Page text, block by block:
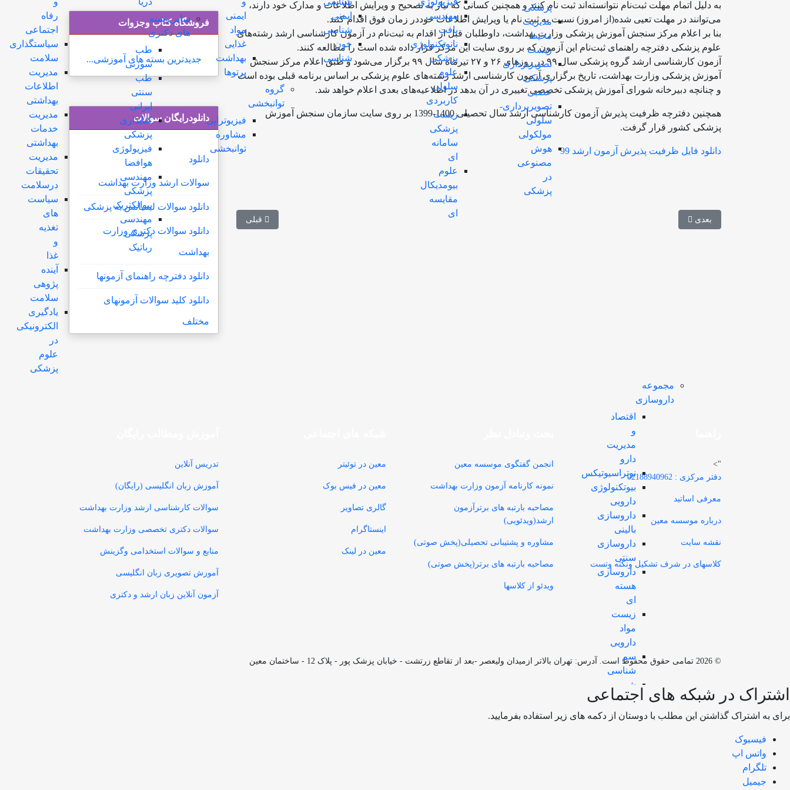
پزشکی
مدیریت
محیط
زیست
تصویربرداری
پزشکی-
عصبی
تصویربرداری-
سلولی
مولکولی
هوش
مصنوعی
در
پزشکی
مهندسی
بافت
نانوتکنولوژی
پزشکی
علوم
سلولی
کاربردی
زیست
پزشکی
سامانه
ای
علوم
بیومدیکال
مقایسه
ای
ایمنی
شناسی
خون
شناسی
ایمنی
مواد
غذایی
بهداشت
پرتوها
گروه
توانبخشی
فیزیوتراپی
مشاوره
توانبخشی
سایر رشته
های دکتری
طب
سوزنی
طب
سنتی
ایرانی
کتابداری
پزشکی
فیزیولوژی
هوافضا
مهندسی
پزشکی
بیوالکتریک
مهندسی
پزشکی
رباتیک
رفاه
اجتماعی
سیاستگذاری
سلامت
مدیریت
اطلاعات
بهداشتی
مدیریت
خدمات
بهداشتی
مدیریت
تحقیقات
درسلامت
سیاست
های
تغذیه
و
غذا
آینده
پژوهی
سلامت
یادگیری
الکترونیکی
در
علوم
پزشکی
مجموعه
داروسازی
اقتصاد
و
مديريت
دارو
نوتراسیوتیکس
بيوتكنولوژی
دارویی
داروسازی
بالينی
داروسازی
سنتی
داروسازی
هسته
ای
زیست
مواد
دارویی
سم
شناسی
شيمی
داروئی
فارماسيوتيكس
به دلیل اتمام مهلت ثبت‌نام نتوانسته‌اند ثبت نام کنند و همچنین کسانی که نیاز به تصحیح و ویرایش اطلاعات و مدارک خود دارند،
می‌توانند در مهلت تعیی شده(از امروز) نسبت به ثبت نام یا ویرایش اطلاعات خوددر زمان فوق اقدام کنند.
بنا بر اعلام مرکز سنجش آموزش پزشکی وزارت بهداشت، داوطلبان قبل از اقدام به ثبت‌نام در آزمون کارشناسی ارشد رشته‌های
علوم پزشکی دفترچه راهنمای ثبت‌نام این آزمون که بر روی سایت این مرکز قرار داده شده است را مطالعه کنند.
آزمون کارشناسی ارشد گروه پزشکی سال ۹۹ در روزهای ۲۶ و ۲۷ تیرماه سال ۹۹ برگزار می‌شود و طبق اعلام مرکز سنجش
آموزش پزشکی وزارت بهداشت، تاریخ برگزاری آزمون کارشناسی ارشد رشته‌های علوم پزشکی بر اساس برنامه قبلی بوده است
و چنانچه دبیرخانه شورای آموزش پزشکی تخصصی تغییری در آن بدهد در اطلاعیه‌های بعدی اعلام خواهد شد.
همچنین دفترچه ظرفیت پذیرش آزمون کارشناسی ارشد سال تحصیلی 1400-1399 بر روی سایت سازمان سنجش آموزش
پزشکی کشور قرار گرفت.
دانلود فایل ظرفیت پذیرش آزمون ارشد 99
مطلب قبلی: زمان اعلام ظرفیت پذیرش رشته های داروسازی و آموزش
قبلی مطلب بعدی: جدیدترین اطلاعیه سنجش پزشکی در مورد آزمون ارشد وزارت بهداشت
بعدی
فروشگاه کتاب وجزوات
جدیدترین بسته های آموزشی...
دانلودرایگان سوالات
دانلود
سوالات ارشد وزارت بهداشت
دانلود سوالات لیسانس به پزشکی
دانلود سوالات دکتری وزارت
بهداشت
دانلود دفترچه راهنمای آزمونها
دانلود کلید سوالات آزمونهای
مختلف
">
دفتر مرکزی : 02188940962
معرفی اساتید
درباره موسسه معین
نقشه سایت
کلاسهای در شرف تشکیل ونکته وتست
انجمن گفتگوی موسسه معین
نمونه کارنامه آزمون وزارت بهداشت
مصاحبه بارتبه های برترآزمون
ارشد(ویدئویی)
مشاوره و پشتیبانی تحصیلی(پخش صوتی)
مصاحبه بارتبه های برتر(پخش صوتی)
ویدئو از کلاسها
معین در توئیتر
معین در فیس بوک
گالری تصاویر
اینستاگرام
معین در لینک
تدریس آنلاین
آموزش زبان انگلیسی (رایگان)
سوالات کارشناسی ارشد وزارت بهداشت
سوالات دکتری تخصصی وزارت بهداشت
منابع و سوالات استخدامی وگزینش
آموزش تصویری زبان انگلیسی
آزمون آنلاین زبان ارشد و دکتری
© 2026 تمامی حقوق محفوظ است. آدرس:‌ تهران بالاتر ازمیدان ولیعصر -بعد از تقاطع زرتشت - خیابان پزشک پور - پلاک 12 - ساختمان معین
اشتراک در شبکه های اجتماعی
برای به اشتراک گذاشتن این مطلب با دوستان از دکمه های زیر استفاده بفرمایید.
فیسبوک
واتس اپ
تلگرام
جیمیل